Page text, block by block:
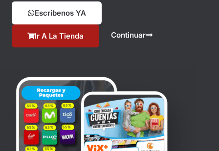
Escríbenos YA
Ir A La Tienda Continuar